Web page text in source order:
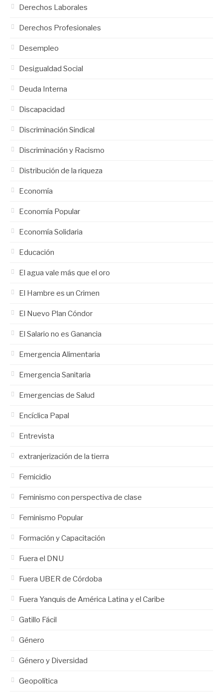
Derechos Laborales
Derechos Profesionales
Desempleo
Desigualdad Social
Deuda Interna
Discapacidad
Discriminación Sindical
Discriminación y Racismo
Distribución de la riqueza
Economía
Economía Popular
Economía Solidaria
Educación
El agua vale más que el oro
El Hambre es un Crimen
El Nuevo Plan Cóndor
El Salario no es Ganancia
Emergencia Alimentaria
Emergencia Sanitaria
Emergencias de Salud
Encíclica Papal
Entrevista
extranjerización de la tierra
Femicidio
Feminismo con perspectiva de clase
Feminismo Popular
Formación y Capacitación
Fuera el DNU
Fuera UBER de Córdoba
Fuera Yanquis de América Latina y el Caribe
Gatillo Fácil
Género
Género y Diversidad
Geopolítica